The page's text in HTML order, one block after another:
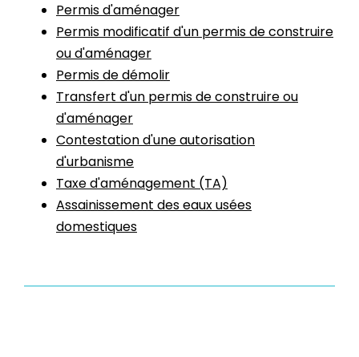
Permis d'aménager
Permis modificatif d'un permis de construire
ou d'aménager
Permis de démolir
Transfert d'un permis de construire ou
d'aménager
Contestation d'une autorisation
d'urbanisme
Taxe d'aménagement (TA)
Assainissement des eaux usées
domestiques